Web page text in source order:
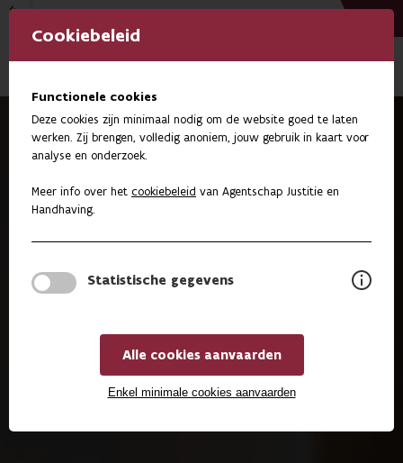
Cookiebeleid
Functionele cookies
Deze cookies zijn minimaal nodig om de website goed te laten
werken. Zij brengen, volledig anoniem, jouw gebruik in kaart voor
analyse en onderzoek.
Meer info over het cookiebeleid van Agentschap Justitie en
Handhaving.
Statistische gegevens
Alle cookies aanvaarden
Enkel minimale cookies aanvaarden
Achter elke voordeur telt veiligheid